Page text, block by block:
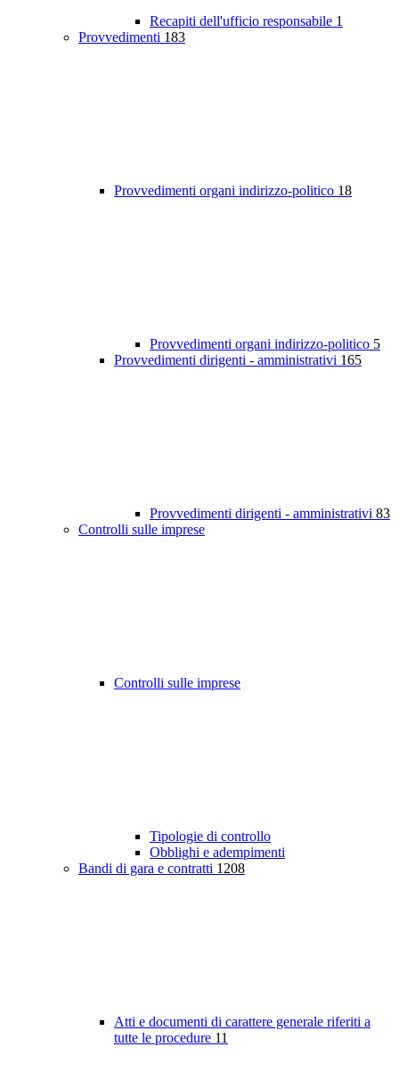
Recapiti dell'ufficio responsabile 1
Provvedimenti 183
Provvedimenti organi indirizzo-politico 18
Provvedimenti organi indirizzo-politico 5
Provvedimenti dirigenti - amministrativi 165
Provvedimenti dirigenti - amministrativi 83
Controlli sulle imprese
Controlli sulle imprese
Tipologie di controllo
Obblighi e adempimenti
Bandi di gara e contratti 1208
Atti e documenti di carattere generale riferiti a
tutte le procedure 11